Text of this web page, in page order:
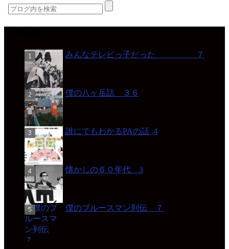
みんなテレビっ子だった ７
僕の八ヶ岳話 ３６
誰にでもわかるPAの話 ,4
懐かしの６０年代 3
僕のブルースマン列伝 ７